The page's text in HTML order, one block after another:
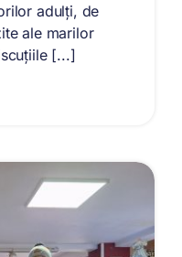
adulți, de
ale marilor
[...]